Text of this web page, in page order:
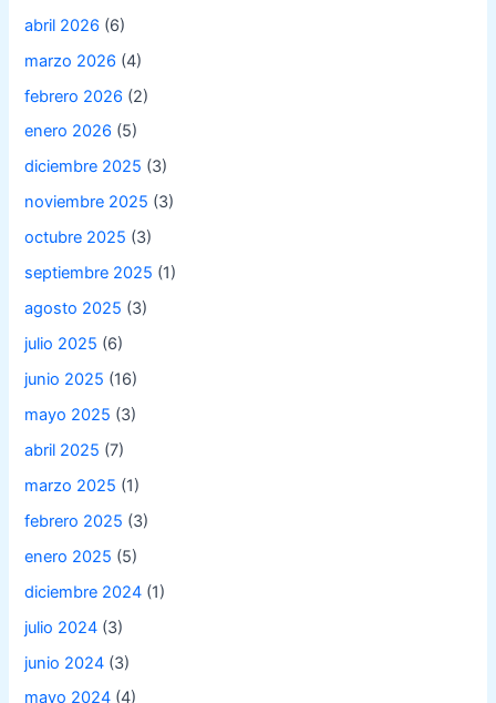
abril 2026 (6)
marzo 2026 (4)
febrero 2026 (2)
enero 2026 (5)
diciembre 2025 (3)
noviembre 2025 (3)
octubre 2025 (3)
septiembre 2025 (1)
agosto 2025 (3)
julio 2025 (6)
junio 2025 (16)
mayo 2025 (3)
abril 2025 (7)
marzo 2025 (1)
febrero 2025 (3)
enero 2025 (5)
diciembre 2024 (1)
julio 2024 (3)
junio 2024 (3)
mayo 2024 (4)